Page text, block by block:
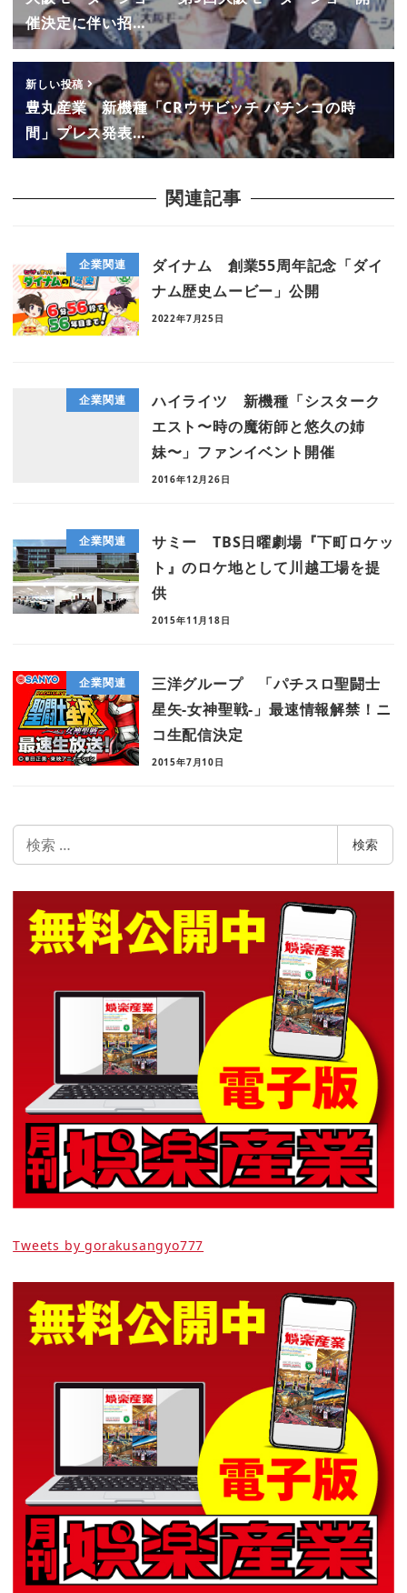
催決定に伴い招…
新しい投稿
豊丸産業 新機種「CRウサビッチ パチンコの時
間」プレス発表…
関連記事
企業関連
ダイナム 創業55周年記念「ダイ
ナム歴史ムービー」公開
2022年7月25日
企業関連
ハイライツ 新機種「シスターク
エスト〜時の魔術師と悠久の姉
妹〜」ファンイベント開催
2016年12月26日
企業関連
サミー TBS日曜劇場『下町ロケッ
ト』のロケ地として川越工場を提
供
2015年11月18日
企業関連
三洋グループ 「パチスロ聖闘士
星矢-女神聖戦-」最速情報解禁！ニ
コ生配信決定
2015年7月10日
索
検索
Tweets by gorakusangyo777